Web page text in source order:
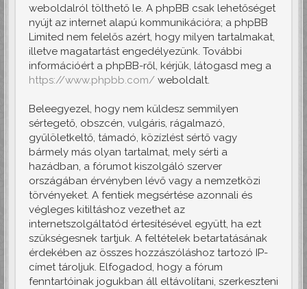
weboldalról tölthető le. A phpBB csak lehetőséget
nyújt az internet alapú kommunikációra; a phpBB
Limited nem felelős azért, hogy milyen tartalmakat,
illetve magatartást engedélyezünk. További
információért a phpBB-ről, kérjük, látogasd meg a
https://www.phpbb.com/ weboldalt.
Beleegyezel, hogy nem küldesz semmilyen
sértegető, obszcén, vulgáris, rágalmazó,
gyűlöletkeltő, támadó, közízlést sértő vagy
bármely más olyan tartalmat, mely sérti a
hazádban, a fórumot kiszolgáló szerver
országában érvényben lévő vagy a nemzetközi
törvényeket. A fentiek megsértése azonnali és
végleges kitiltáshoz vezethet az
internetszolgáltatód értesítésével együtt, ha ezt
szükségesnek tartjuk. A feltételek betartatásának
érdekében az összes hozzászóláshoz tartozó IP-
címet tároljuk. Elfogadod, hogy a fórum
fenntartóinak jogukban áll eltávolítani, szerkeszteni